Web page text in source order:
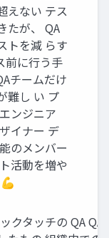
えない テス
たが、 QA
トを減 らす
前に行う手
チームだけ
難し い プ
ンジニア
イナー デ
のメンバー
活動を増や
クタッチの QA QA